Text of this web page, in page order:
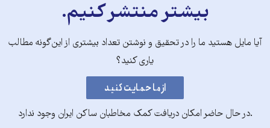
بیشتر منتشر کنیم.
آیا مایل هستید ما را در تحقیق و نوشتن تعداد بیشتری از این‌گونه مطالب
یاری کنید؟
.در حال حاضر امکان دریافت کمک مخاطبان ساکن ایران وجود ندارد